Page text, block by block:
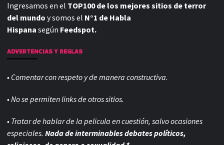
Ingresamos en el TOP100 de los mejores sitios de terror
del mundo y somos el N°1 de Habla
Hispana según Feedspot.
ADVERTENCIAS Y REGLAS
• Comentar con respeto y de manera constructiva.
• No se permiten links de otros sitios.
• Tratar de hablar de la pelicula en cuestión, salvo ocasiones
especiales. Nada de interminables debates políticos,